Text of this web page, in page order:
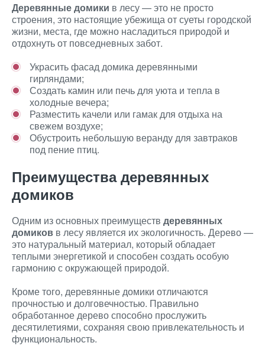
Деревянные домики в лесу — это не просто
строения, это настоящие убежища от суеты городской
жизни, места, где можно насладиться природой и
отдохнуть от повседневных забот.
Украсить фасад домика деревянными
гирляндами;
Создать камин или печь для уюта и тепла в
холодные вечера;
Разместить качели или гамак для отдыха на
свежем воздухе;
Обустроить небольшую веранду для завтраков
под пение птиц.
Преимущества деревянных
домиков
Одним из основных преимуществ деревянных
домиков в лесу является их экологичность. Дерево —
это натуральный материал, который обладает
теплыми энергетикой и способен создать особую
гармонию с окружающей природой.
Кроме того, деревянные домики отличаются
прочностью и долговечностью. Правильно
обработанное дерево способно прослужить
десятилетиями, сохраняя свою привлекательность и
функциональность.